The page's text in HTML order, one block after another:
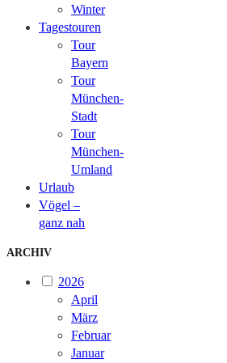
Winter
Tagestouren
Tour
Bayern
Tour
München-
Stadt
Tour
München-
Umland
Urlaub
Vögel –
ganz nah
ARCHIV
2026
April
März
Februar
Januar